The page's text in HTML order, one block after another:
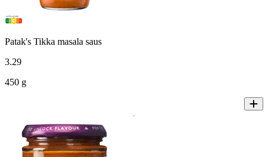
Patak's Tikka masala saus
3.29
450 g